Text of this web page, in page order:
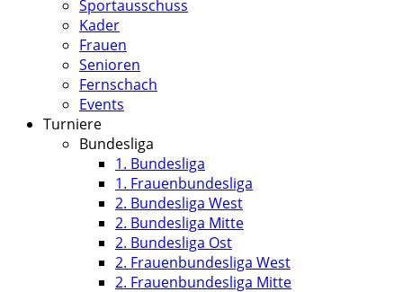
Sportausschuss
Kader
Frauen
Senioren
Fernschach
Events
Turniere
Bundesliga
1. Bundesliga
1. Frauenbundesliga
2. Bundesliga West
2. Bundesliga Mitte
2. Bundesliga Ost
2. Frauenbundesliga West
2. Frauenbundesliga Mitte